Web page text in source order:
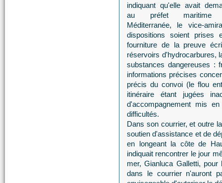
indiquant qu'elle avait
au préfet maritime
Méditerranée, le vice-
dispositions soient prises
fourniture de la preuve
réservoirs d'hydrocarbures,
substances dangereuses :
informations précises
précis du convoi (le flou
itinéraire étant jugées
d'accompagnement mis
difficultés.
Dans son courrier, et outre
soutien d'assistance et de
en longeant la côte de
indiquait rencontrer le jour
mer, Gianluca Galletti,
dans le courrier n'auront